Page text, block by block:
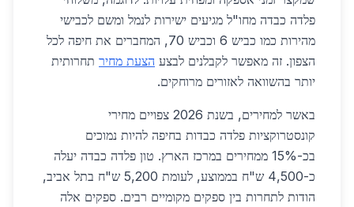
פלדה כבדה מחו"ל מגיעים ישירות לנמל ומשם לכבישי
מהירות כמו כביש 6 וכביש 70, המחברים את חיפה לכל
הצפון. זה מאפשר לקבלנים לבצע הצעת מחיר תחרותית
יותר בהשוואה לאזורים מרוחקים.
באשר למחירים, בשנת 2026 צפויים מחירי
קונסטרוקציות פלדה כבדות בחיפה להיות נמוכים
בכ-15% ממחירים במרכז הארץ. טון פלדה כבדה יעלה
כ-4,500 ש"ח בממוצע, לעומת 5,200 ש"ח בתל אביב,
הודות לתחרות בין ספקים מקומיים רבים. ספקים אלה